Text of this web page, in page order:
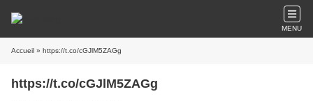
MENU
Accueil » https://t.co/cGJlM5ZAGg
https://t.co/cGJlM5ZAGg